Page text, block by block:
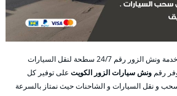
اول ونش الزور بالكويت أفضل خدمة ونش الزور رقم 24/7 سطحة لنقل السيارات
رقم ونش سيارات الزور الكويت على توفير كل
و نقل السيارات و الشاحنات حيث نمتاز بالسرعة